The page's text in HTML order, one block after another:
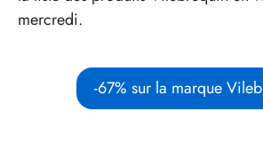
mercredi.
-67% sur la marque